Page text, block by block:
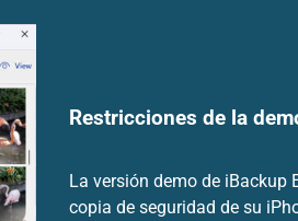
Restricciones de la
La versión demo de iBackup
copia de seguridad de su